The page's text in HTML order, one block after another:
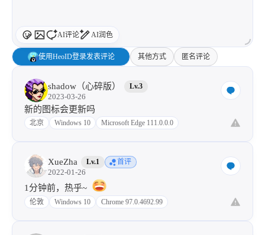
AI评论 AI润色
使用HeoID登录发表评论 其他方式 匿名评论
shadow（心碎版） Lv.3
2023-03-26
新的图标会更新吗
北京 Windows 10 Microsoft Edge 111.0.0.0
XueZha Lv.1 首评
2022-01-26
1分钟前，热乎~
伦敦 Windows 10 Chrome 97.0.4692.99